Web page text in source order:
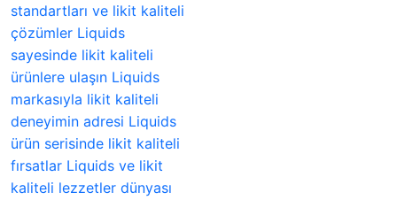
standartları ve likit kaliteli
çözümler Liquids
sayesinde likit kaliteli
ürünlere ulaşın Liquids
markasıyla likit kaliteli
deneyimin adresi Liquids
ürün serisinde likit kaliteli
fırsatlar Liquids ve likit
kaliteli lezzetler dünyası